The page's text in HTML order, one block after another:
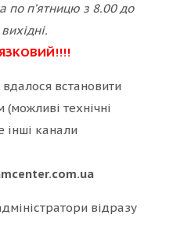
по п’ятницю з 8.00 до
встановити
технічні
інші канали
відразу